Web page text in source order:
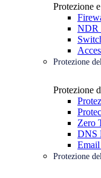
Protezione
NDR
Protezione
Protezione
Zero
DNS
Protezione